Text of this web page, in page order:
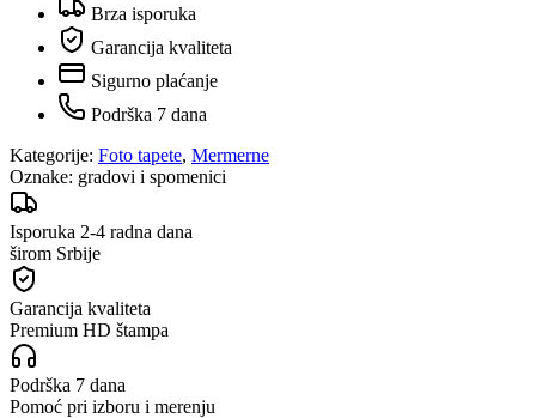
Brza isporuka
Garancija kvaliteta
Sigurno plaćanje
Podrška 7 dana
Kategorije: Foto tapete, Mermerne
Oznake: gradovi i spomenici
Isporuka 2-4 radna dana
širom Srbije
Garancija kvaliteta
Premium HD štampa
Podrška 7 dana
Pomoć pri izboru i merenju